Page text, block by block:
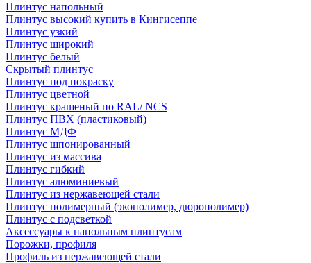
Плинтус напольный
Плинтус высокий купить в Кингисеппе
Плинтус узкий
Плинтус широкий
Плинтус белый
Скрытый плинтус
Плинтус под покраску
Плинтус цветной
Плинтус крашеный по RAL/ NCS
Плинтус ПВХ (пластиковый)
Плинтус МДФ
Плинтус шпонированный
Плинтус из массива
Плинтус гибкий
Плинтус алюминиевый
Плинтус из нержавеющей стали
Плинтус полимерный (экополимер, дюрополимер)
Плинтус с подсветкой
Аксессуары к напольным плинтусам
Порожки, профиля
Профиль из нержавеющей стали